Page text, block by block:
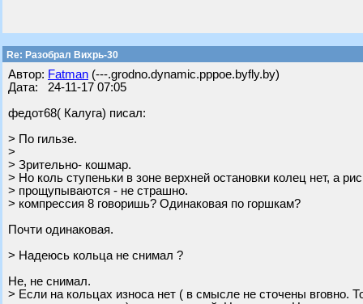
Re: Разобрал Вихрь-30
Автор: Fatman (---.grodno.dynamic.pppoe.byfly.by)
Дата: 24-11-17 07:05
федот68( Калуга) писал:
> По гильзе.
>
> Зрительно- кошмар.
> Но коль ступеньки в зоне верхней остановки колец нет, а
> прощупываются - не страшно.
> компрессия 8 говоришь? Одинаковая по горшкам?
Почти одинаковая.
> Надеюсь кольца не снимал ?
Не, не снимал.
> Если на кольцах износа нет ( в смысле не сточены вговно.